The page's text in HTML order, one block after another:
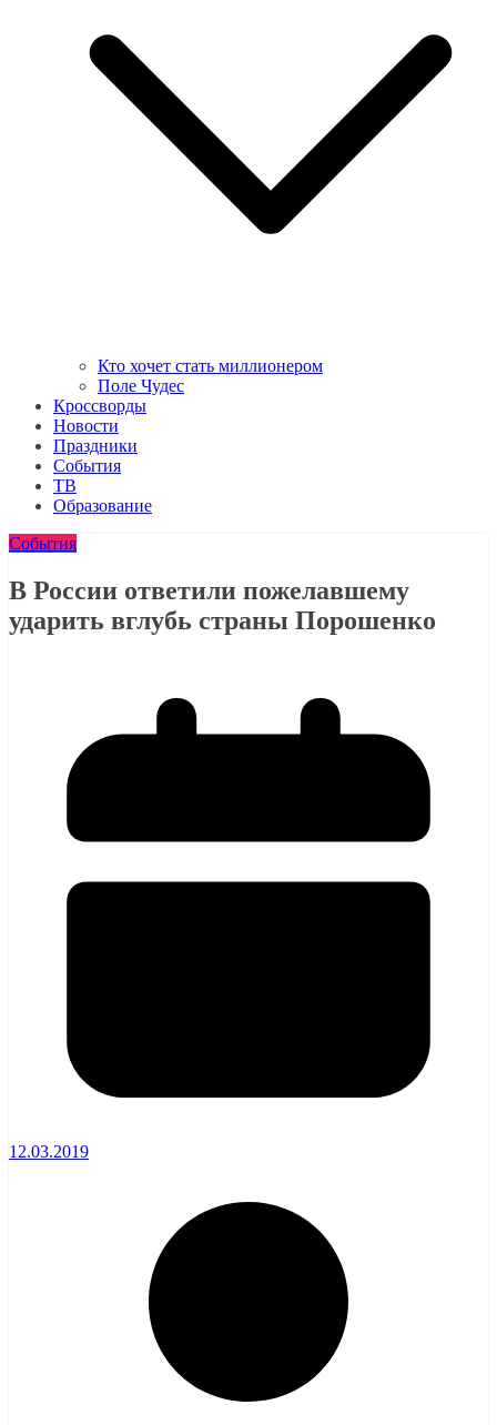
Кто хочет стать миллионером
Поле Чудес
Кроссворды
Новости
Праздники
События
ТВ
Образование
События
В России ответили пожелавшему
ударить вглубь страны Порошенко
12.03.2019